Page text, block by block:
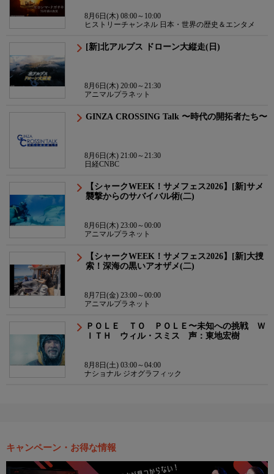
8月6日(木) 08:00～10:00
ヒストリーチャンネル 日本・世界の歴史＆エンタメ
[新]北アルプス ドローン大縦走(日)
8月6日(木) 20:00～21:30
アニマルプラネット
GINZA CROSSING Talk 〜時代の開拓者たち〜
8月6日(木) 21:00～21:30
日経CNBC
【シャークWEEK！サメフェス2026】[新]サメ
襲撃からのサバイバル術(二)
8月6日(木) 23:00～00:00
アニマルプラネット
【シャークWEEK！サメフェス2026】[新]大捜
索！深海の黒いアオザメ(二)
8月7日(金) 23:00～00:00
アニマルプラネット
ＰＯＬＥ ＴＯ ＰＯＬＥ〜未知への挑戦 Ｗ
ＩＴＨ ウィル・スミス 声：東地宏樹
8月8日(土) 03:00～04:00
ナショナル ジオグラフィック
キャンペーン・お得な情報